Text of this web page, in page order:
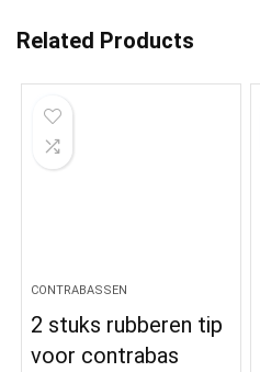
Related Products
CONTRABASSEN
2 stuks rubberen tip
voor contrabas